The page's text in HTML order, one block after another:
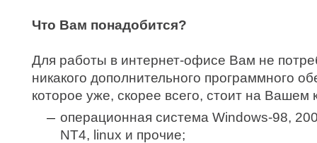
Что Вам понадобится?
Для работы в интернет-офисе Вам не
никакого дополнительного программного
которое уже, скорее всего, стоит на Вашем
операционная система Windows-98,
NT4, linux и прочие;